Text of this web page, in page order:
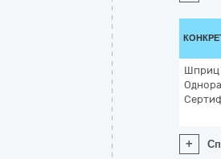
Шприц
+